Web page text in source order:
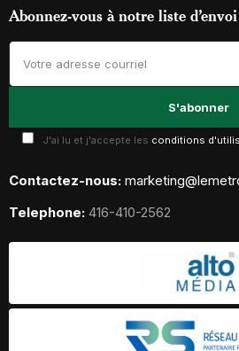
Abonnez-vous à notre liste d’envoi
J'ai lu et j'accepte les conditions
Contactez-nous:
Telephone: 416-410-2562